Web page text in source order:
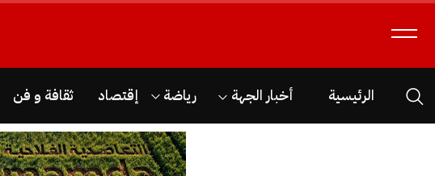
الرئيسية أخبار الجهة رياضة إقتصاد ثقافة و فن